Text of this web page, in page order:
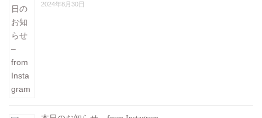
2024年8月30日